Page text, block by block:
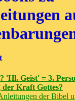
'Hl. Geist' = 3.
der Kraft Gottes?
der Bibel